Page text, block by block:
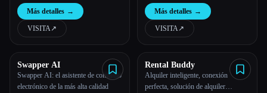
Más detalles →
VISITA↗︎
para WordPress y WooCommerce
destinado a automatizar la creación
de la descripción del producto y la
metainformación.
Más detalles →
VISITA↗︎
Swapper AI
Swapper AI: el asistente de comercio
electrónico de la más alta calidad
Rental Buddy
Alquiler inteligente, conexión
perfecta, solución de alquiler